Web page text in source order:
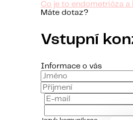
Co je to endometrióza a
Máte dotaz?
Vstupní
Informace o vás